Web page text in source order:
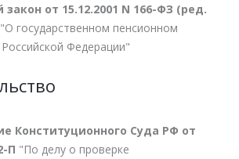
от 15.12.2001 N 166-ФЗ (ред.
"О государственном пенсионном
Федерации"
Конституционного Суда РФ от
П "По делу о проверке